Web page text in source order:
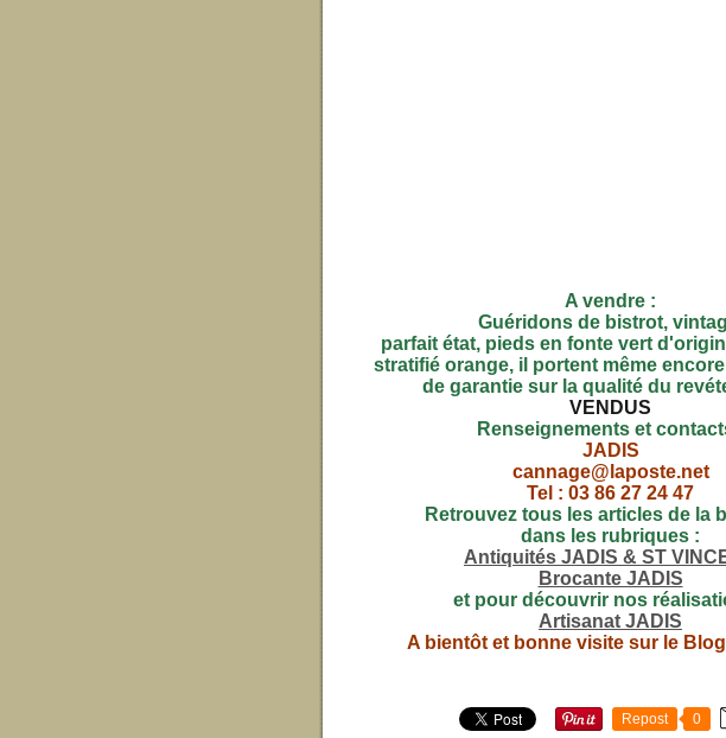
A vendre :
Guéridons de bistrot,
parfait état, pieds en fonte vert
stratifié orange, il portent même
de garantie sur la qualité du
VENDUS
Renseignements et
JADIS
cannage@laposte.net
Tel : 03 86 27 24 47
Retrouvez tous les articles de la
dans les rubriques :
Antiquités JADIS & ST
Brocante JADIS
et pour découvrir nos
Artisanat JADIS
A bientôt et bonne visite sur le
Repost 0